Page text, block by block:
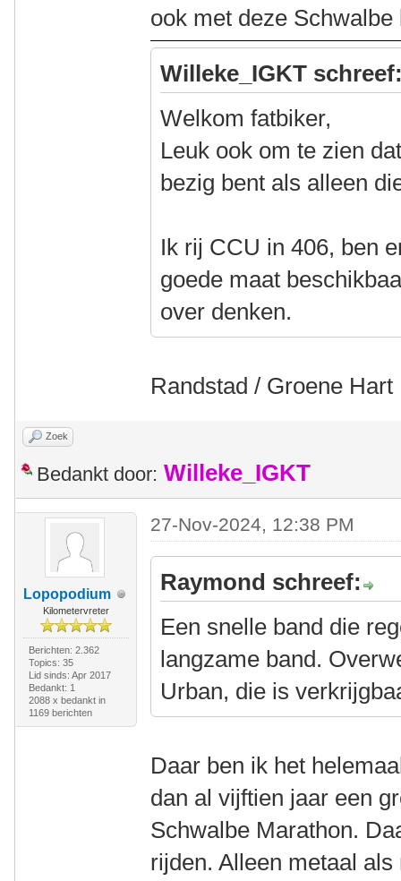
ook met deze Schwalbe
Willeke_IGKT
Welkom fatbiker,
Leuk ook om te zien
bezig bent als alleen
Ik rij CCU in 406, ben
goede maat
over denken.
Randstad / Groene Hart
Zoek
Bedankt door: Willeke_IGKT
Lopopodium
Kilometervreter
Berichten: 2.362
Topics: 35
Lid sinds: Apr 2017
Bedankt: 1
2088 x bedankt in
1169 berichten
27-Nov-2024, 12:38 PM
Raymond schreef:
Een snelle band die
langzame band.
Urban, die is
Daar ben ik het
dan al vijftien jaar een
Schwalbe Marathon.
rijden. Alleen metaal